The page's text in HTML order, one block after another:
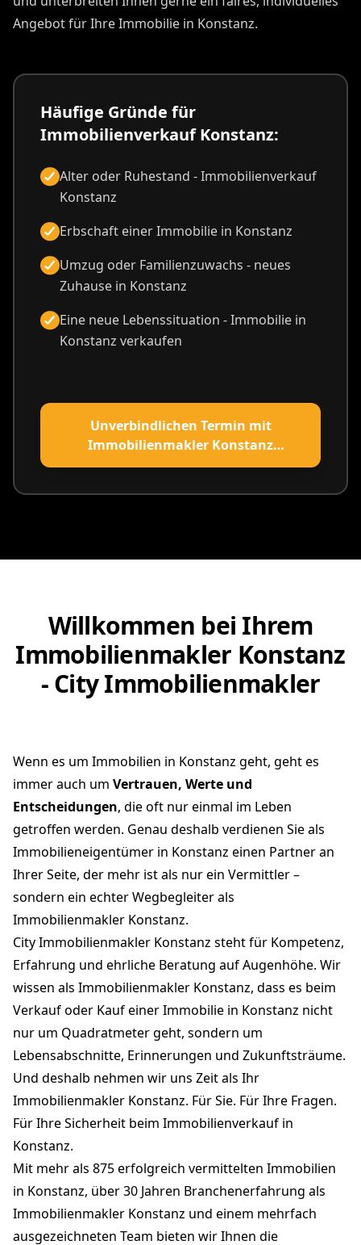
Angebot für Ihre Immobilie in Konstanz.
Häufige Gründe für
Immobilienverkauf Konstanz:
Alter oder Ruhestand - Immobilienverkauf
Konstanz
Erbschaft einer Immobilie in Konstanz
Umzug oder Familienzuwachs - neues
Zuhause in Konstanz
Eine neue Lebenssituation - Immobilie in
Konstanz verkaufen
Unverbindlichen Termin mit
Immobilienmakler Konstanz
vereinbaren
Willkommen bei Ihrem
Immobilienmakler Konstanz
- City Immobilienmakler
Wenn es um Immobilien in Konstanz geht, geht es
immer auch um Vertrauen, Werte und
Entscheidungen, die oft nur einmal im Leben
getroffen werden. Genau deshalb verdienen Sie als
Immobilieneigentümer in Konstanz einen Partner an
Ihrer Seite, der mehr ist als nur ein Vermittler –
sondern ein echter Wegbegleiter als
Immobilienmakler Konstanz.
City Immobilienmakler Konstanz steht für Kompetenz,
Erfahrung und ehrliche Beratung auf Augenhöhe. Wir
wissen als Immobilienmakler Konstanz, dass es beim
Verkauf oder Kauf einer Immobilie in Konstanz nicht
nur um Quadratmeter geht, sondern um
Lebensabschnitte, Erinnerungen und Zukunftsträume.
Und deshalb nehmen wir uns Zeit als Ihr
Immobilienmakler Konstanz. Für Sie. Für Ihre Fragen.
Für Ihre Sicherheit beim Immobilienverkauf in
Konstanz.
Mit mehr als 875 erfolgreich vermittelten Immobilien
in Konstanz, über 30 Jahren Branchenerfahrung als
Immobilienmakler Konstanz und einem mehrfach
ausgezeichneten Team bieten wir Ihnen die